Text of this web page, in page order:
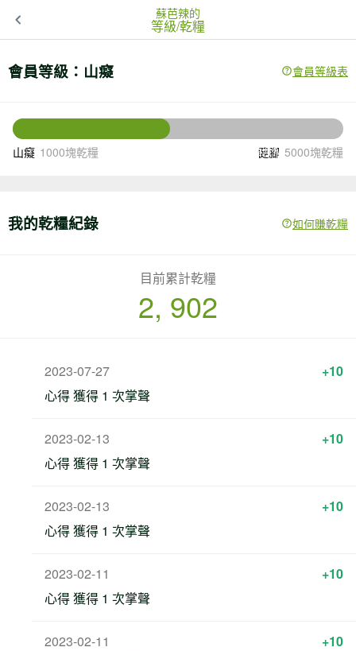
蘇芭辣的
等級/乾糧
會員等級： 山癡 會員等級表
塊乾糧升級
山癡 1000塊乾糧 健腳 5000塊乾糧
我的乾糧紀錄 如何賺乾糧
目前累計乾糧
2, 902
2023-07-27
+10
心得 獲得 1 次掌聲
2023-02-13
+10
心得 獲得 1 次掌聲
2023-02-13
+10
心得 獲得 1 次掌聲
2023-02-11
+10
心得 獲得 1 次掌聲
2023-02-11
+10